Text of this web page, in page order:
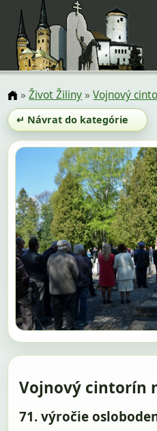
»Život Žiliny»Vojnový
↵ Návrat do kategórie
Vojnový cintorín
71. výročie